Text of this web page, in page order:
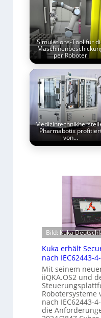
Simulations-Tool für
per Roboter
Pharmabotix
von…
Bild: Kuka
Kuka erhält
nach IEC62443-
Mit seinem
iiQKA.OS2 und
Robotersysteme
nach IEC62443-
die